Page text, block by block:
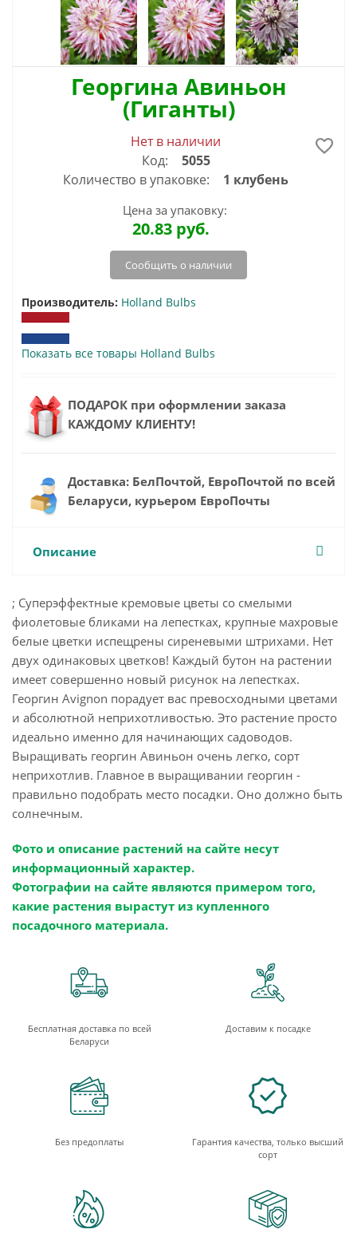
Георгина Авиньон
(Гиганты)
Нет в наличии
Код:
5055
Количество в упаковке:
1 клубень
Цена за упаковку:
20.83руб.
Сообщить о наличии
Производитель: Holland Bulbs
Показать все товары Holland Bulbs
ПОДАРОК при оформлении заказа
КАЖДОМУ КЛИЕНТУ!
Доставка: БелПочтой, ЕвроПочтой по всей
Беларуси, курьером ЕвроПочты
Описание
; Суперэффектные кремовые цветы со смелыми
фиолетовые бликами на лепестках, крупные махровые
белые цветки испещрены сиреневыми штрихами. Нет
двух одинаковых цветков! Каждый бутон на растении
имеет совершенно новый рисунок на лепестках.
Георгин Avignon порадует вас превосходными цветами
и абсолютной неприхотливостью. Это растение просто
идеально именно для начинающих садоводов.
Выращивать георгин Авиньон очень легко, сорт
неприхотлив. Главное в выращивании георгин -
правильно подобрать место посадки. Оно должно быть
солнечным.
Фото и описание растений на сайте несут
информационный характер.
Фотографии на сайте являются примером того,
какие растения вырастут из купленного
посадочного материала.
Бесплатная доставка по всей
Беларуси
Доставим к посадке
Без предоплаты
Гарантия качества, только высший
сорт